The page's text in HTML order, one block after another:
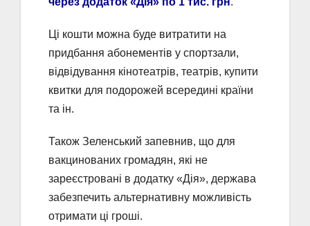
Ці кошти можна буде витратити на
придбання абонементів у спортзали,
відвідування кінотеатрів, театрів, купити
квитки для подорожей всередині країни
та ін.
Також Зеленський запевнив, що для
вакцинованих громадян, які не
зареєстровані в додатку «Дія», держава
забезпечить альтернативну можливість
отримати ці гроші.